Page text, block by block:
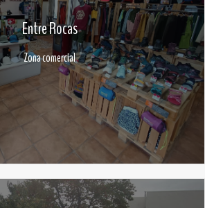
Entre Rocas
Zona comercial